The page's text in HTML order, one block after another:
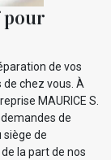
pour
de vos
chez vous. À
MAURICE S.
de
siège de
la part de nos